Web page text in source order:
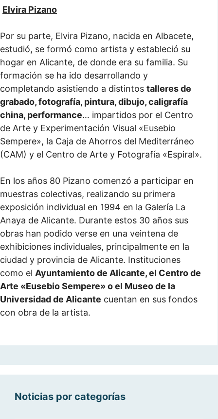
Elvira Pizano
Por su parte, Elvira Pizano, nacida en Albacete,
estudió, se formó como artista y estableció su
hogar en Alicante, de donde era su familia. Su
formación se ha ido desarrollando y
completando asistiendo a distintos talleres de
grabado, fotografía, pintura, dibujo, caligrafía
china, performance… impartidos por el Centro
de Arte y Experimentación Visual «Eusebio
Sempere», la Caja de Ahorros del Mediterráneo
(CAM) y el Centro de Arte y Fotografía «Espiral».
En los años 80 Pizano comenzó a participar en
muestras colectivas, realizando su primera
exposición individual en 1994 en la Galería La
Anaya de Alicante. Durante estos 30 años sus
obras han podido verse en una veintena de
exhibiciones individuales, principalmente en la
ciudad y provincia de Alicante. Instituciones
como el Ayuntamiento de Alicante, el Centro de
Arte «Eusebio Sempere» o el Museo de la
Universidad de Alicante cuentan en sus fondos
con obra de la artista.
Noticias por categorías